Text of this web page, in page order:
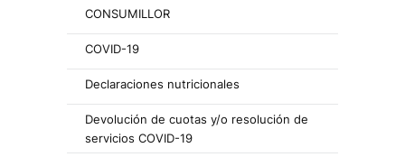
CONSUMILLOR
COVID-19
Declaraciones nutricionales
Devolución de cuotas y/o resolución de
servicios COVID-19